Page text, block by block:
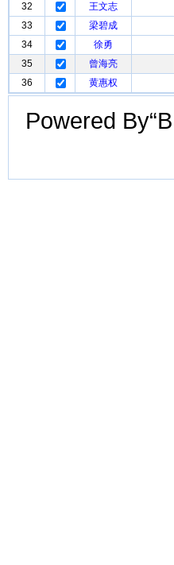
32
王文志
33
梁碧成
34
徐勇
35
曾海亮
36
黄惠权
Powered